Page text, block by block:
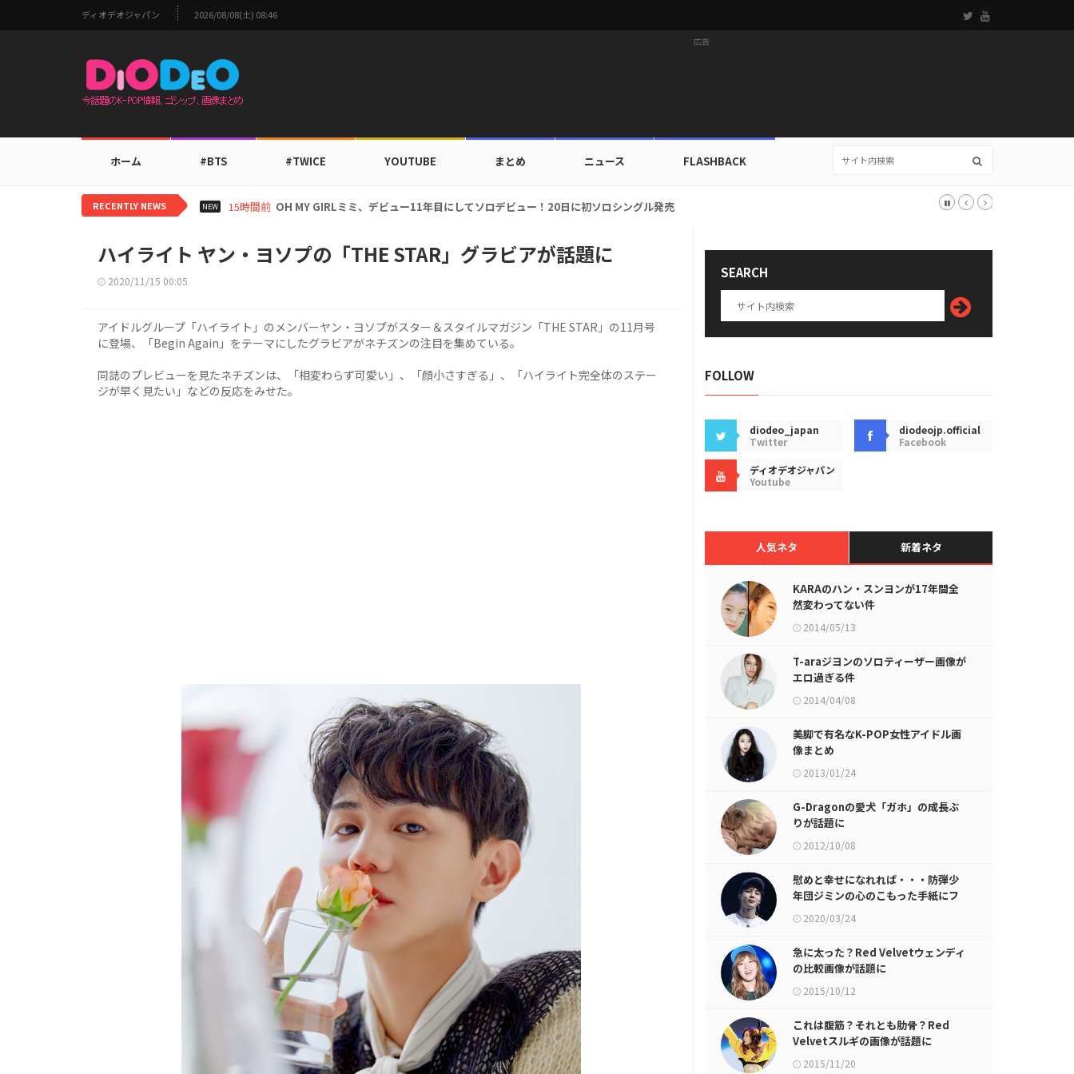
ディオデオジャパン 2026/08/08(土) 08:46
広告
ホーム #BTS #TWICE YOUTUBE まとめ ニュース FLASHBACK
RECENTLY NEWS NEW 17時間前 BTS V、ワールドカップ出入証を公開…証明写真でも完璧なビジュアル！
ハイライト ヤン・ヨソプの「THE STAR」グラビアが話題に
2020/11/15 00:05
アイドルグループ「ハイライト」のメンバーヤン・ヨソプがスター＆スタイルマガジン「THE STAR」の11月号
に登場、「Begin Again」をテーマにしたグラビアがネチズンの注目を集めている。
同誌のプレビューを見たネチズンは、「相変わらず可愛い」、「顔小さすぎる」、「ハイライト完全体のステー
ジが早く見たい」などの反応をみせた。
SEARCH
FOLLOW
diodeo_japan
Twitter
diodeojp.official
Facebook
ディオデオジャパン
Youtube
人気ネタ 新着ネタ
KARAのハン・スンヨンが17年間全
然変わってない件
2014/05/13
T-araジヨンのソロティーザー画像が
エロ過ぎる件
2014/04/08
美脚で有名なK-POP女性アイドル画
像まとめ
2013/01/24
G-Dragonの愛犬「ガホ」の成長ぶ
りが話題に
2012/10/08
慰めと幸せになれれば・・・防弾少
年団ジミンの心のこもった手紙にフ
ァンが感動
2020/03/24
急に太った？Red Velvetウェンディ
の比較画像が話題に
2015/10/12
これは腹筋？それとも肋骨？Red
Velvetスルギの画像が話題に
2015/11/20